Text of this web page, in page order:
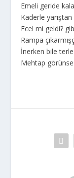
Emeli geride
Kaderle
Ecel mi geldi?
Rampa
İnerken bile
Mehtap